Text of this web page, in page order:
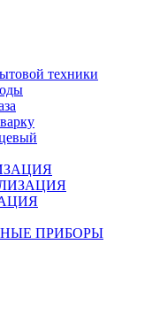
техники
ПРИБОРЫ